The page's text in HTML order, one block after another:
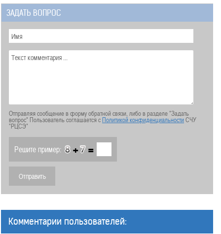
ЗАДАТЬ ВОПРОС
Отправляя сообщение в форму обратной связи, либо в разделе "Задать
вопрос" Пользователь соглашается сПолитикой конфиденциальностиСЧУ
"РЦСЭ"
Решите пример: + =
Комментарии пользователей: